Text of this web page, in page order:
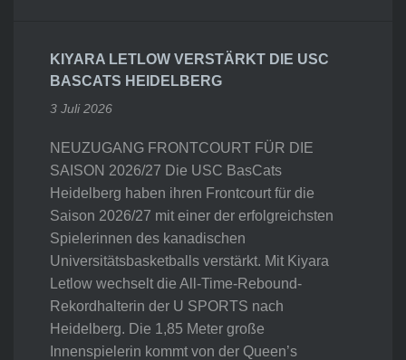
KIYARA LETLOW VERSTÄRKT DIE USC
BASCATS HEIDELBERG
3 Juli 2026
NEUZUGANG FRONTCOURT FÜR DIE
SAISON 2026/27 Die USC BasCats
Heidelberg haben ihren Frontcourt für die
Saison 2026/27 mit einer der erfolgreichsten
Spielerinnen des kanadischen
Universitätsbasketballs verstärkt. Mit Kiyara
Letlow wechselt die All-Time-Rebound-
Rekordhalterin der U SPORTS nach
Heidelberg. Die 1,85 Meter große
Innenspielerin kommt von der Queen’s